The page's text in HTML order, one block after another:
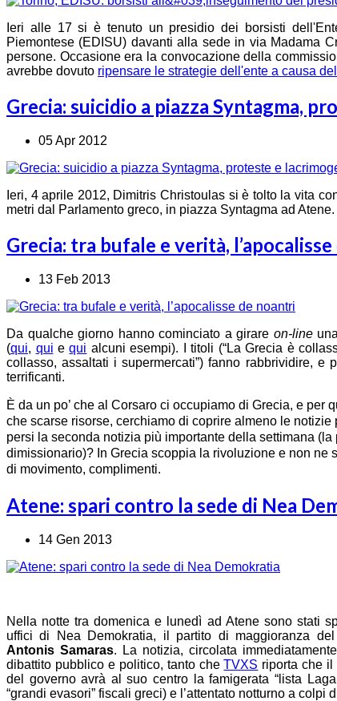
Ieri alle 17 si è tenuto un presidio dei borsisti
Piemontese (EDISU) davanti alla sede in via Madama
persone. Occasione era la convocazione della
avrebbe dovuto ripensare le strategie dell'ente a causa
Grecia: suicidio a piazza Syntagma,
05 Apr 2012
Ieri, 4 aprile 2012, Dimitris Christoulas si è tolto la vita
metri dal Parlamento greco, in piazza Syntagma ad Atene.
Grecia: tra bufale e verità,
13 Feb 2013
Da qualche giorno hanno cominciato a girare on-line
(qui, qui equi alcuni esempi). I titoli (“La Grecia è
collasso, assaltati i supermercati”) fanno rabbrividire, e
terrificanti.
È da un po’ che al Corsaro ci occupiamo di Grecia, e per
che scarse risorse, cerchiamo di coprire almeno le
persi la seconda notizia più importante della settimana
dimissionario)? In Grecia scoppia la rivoluzione e non ne
di movimento, complimenti.
Atene: spari contro la sede di Nea
14 Gen 2013
Nella notte tra domenica e lunedì ad Atene sono stati
uffici di Nea Demokratia, il partito di maggioranza
Antonis Samaras. La notizia, circolata
dibattito pubblico e politico, tanto cheTVXS riporta che il
del governo avrà al suo centro la famigerata “lista
“grandi evasori” fiscali greci) e l’attentato notturno a colpi